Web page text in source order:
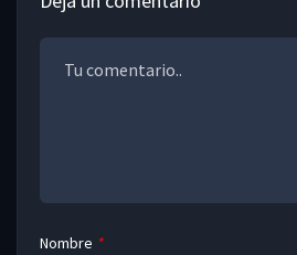
Nombre *